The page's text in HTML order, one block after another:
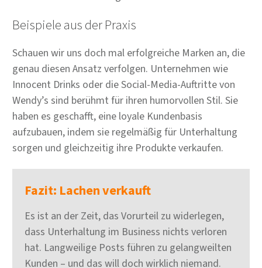
Beispiele aus der Praxis
Schauen wir uns doch mal erfolgreiche Marken an, die
genau diesen Ansatz verfolgen. Unternehmen wie
Innocent Drinks oder die Social-Media-Auftritte von
Wendy’s sind berühmt für ihren humorvollen Stil. Sie
haben es geschafft, eine loyale Kundenbasis
aufzubauen, indem sie regelmäßig für Unterhaltung
sorgen und gleichzeitig ihre Produkte verkaufen.
Fazit: Lachen verkauft
Es ist an der Zeit, das Vorurteil zu widerlegen,
dass Unterhaltung im Business nichts verloren
hat. Langweilige Posts führen zu gelangweilten
Kunden – und das will doch wirklich niemand.